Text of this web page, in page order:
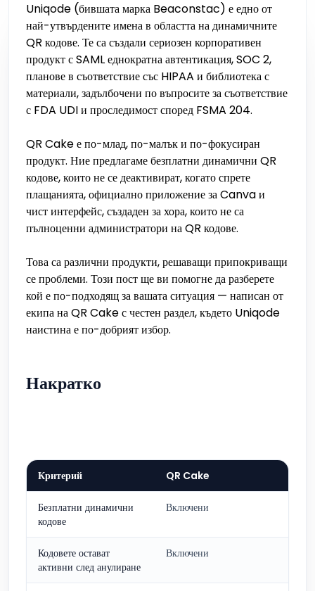
Uniqode (бившата марка Beaconstac) е едно от
най-утвърдените имена в областта на динамичните
QR кодове. Те са създали сериозен корпоративен
продукт с SAML еднократна автентикация, SOC 2,
планове в съответствие със HIPAA и библиотека с
материали, задълбочени по въпросите за съответствие
с FDA UDI и проследимост според FSMA 204.
QR Cake е по-млад, по-малък и по-фокусиран
продукт. Ние предлагаме безплатни динамични QR
кодове, които не се деактивират, когато спрете
плащанията, официално приложение за Canva и
чист интерфейс, създаден за хора, които не са
пълноценни администратори на QR кодове.
Това са различни продукти, решаващи припокриващи
се проблеми. Този пост ще ви помогне да разберете
кой е по-подходящ за вашата ситуация — написан от
екипа на QR Cake с честен раздел, където Uniqode
наистина е по-добрият избор.
Накратко
Критерий QR Cake
Безплатни динамични
кодове
Включени
Кодовете остават
активни след анулиране
Включени